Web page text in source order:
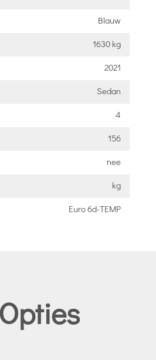
Blauw
1630 kg
2021
Sedan
4
156
nee
kg
Euro 6d-TEMP
Opties